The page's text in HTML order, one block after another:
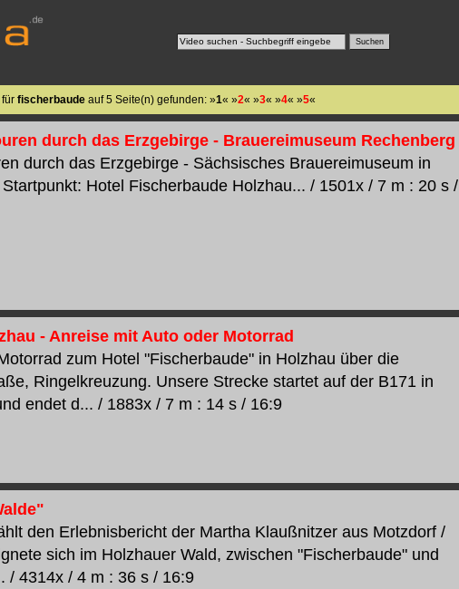
für fischerbaude auf 5 Seite(n) gefunden: »1« »2« »3« »4« »5«
durch das Erzgebirge - Brauereimuseum Rechenberg
durch das Erzgebirge - Sächsisches Brauereimuseum in
Hotel Fischerbaude Holzhau... / 1501x / 7 m : 20 s /
- Anreise mit Auto oder Motorrad
zum Hotel "Fischerbaude" in Holzhau über die
Ringelkreuzung. Unsere Strecke startet auf der B171 in
endet d... / 1883x / 7 m : 14 s / 16:9
den Erlebnisbericht der Martha Klaußnitzer aus Motzdorf /
sich im Holzhauer Wald, zwischen "Fischerbaude" und
/ 4314x / 4 m : 36 s / 16:9